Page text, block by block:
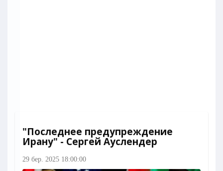
"Последнее предупреждение
Ирану" - Сергей Ауслендер
29 бер. 2025 18:00:00